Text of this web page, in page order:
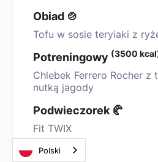
Obiad 🍲
Tofu w sosie teryiaki z
Potreningowy (3500
Chlebek Ferrero Rocher z
nutką jagody
Podwieczorek 🥐
Fit TWIX
Kolacja 🥣
Polski